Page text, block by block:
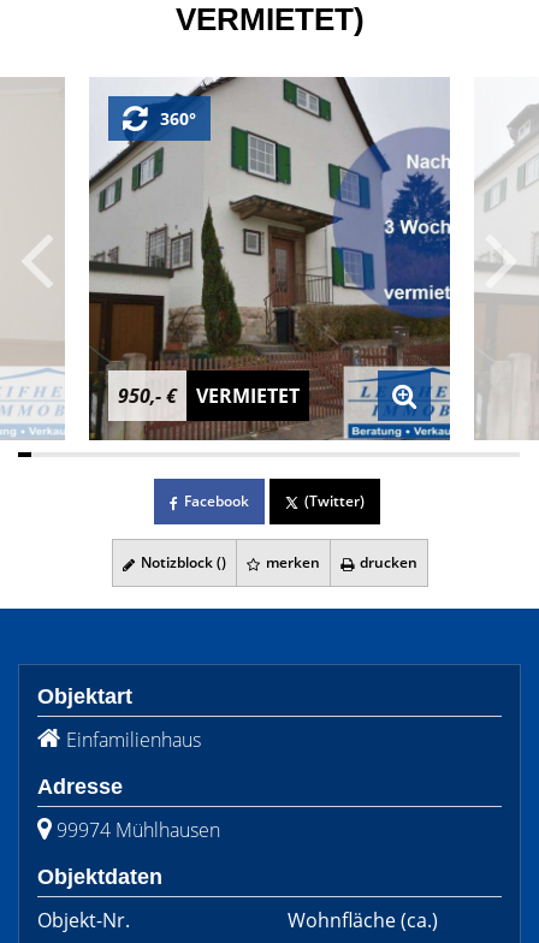
VERMIETET)
950,- € VERMIETET
360°
Facebook (Twitter)
Notizblock () merken drucken
Objektart
Einfamilienhaus
Adresse
99974 Mühlhausen
Objektdaten
Objekt-Nr.
Wohnfläche(ca.)